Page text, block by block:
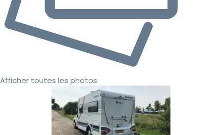
Afficher toutes les photos